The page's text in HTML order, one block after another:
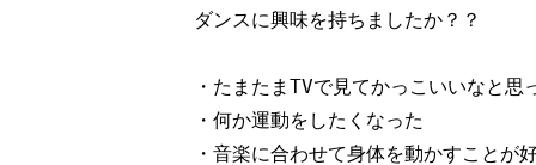
ダンスに興味を持ちましたか？？
・たまたまTVで見てかっこいいなと思
・何か運動をしたくなった
・音楽に合わせて身体を動かすことが